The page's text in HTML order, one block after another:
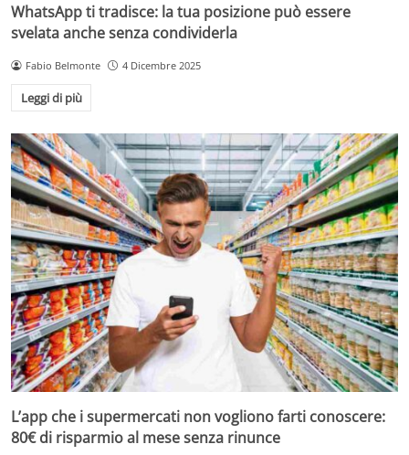
WhatsApp ti tradisce: la tua posizione può essere
svelata anche senza condividerla
Fabio Belmonte 4 Dicembre 2025
Leggi di più
L’app che i supermercati non vogliono farti conoscere:
80€ di risparmio al mese senza rinunce